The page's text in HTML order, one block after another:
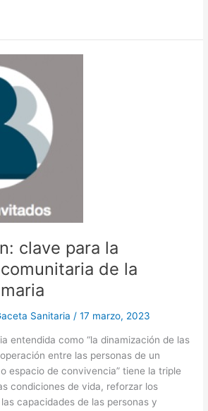
p
ar
tir
clave para la
de la
Sanitaria /17 marzo, 2023
entendida como “la dinamización de las
entre las personas de un
espacio de convivencia” tiene la triple
condiciones de vida, reforzar los
capacidades de las personas y